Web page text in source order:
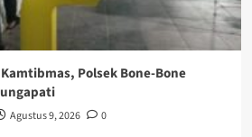
Polsek Bone-Bone
Agustus 9, 2026 0